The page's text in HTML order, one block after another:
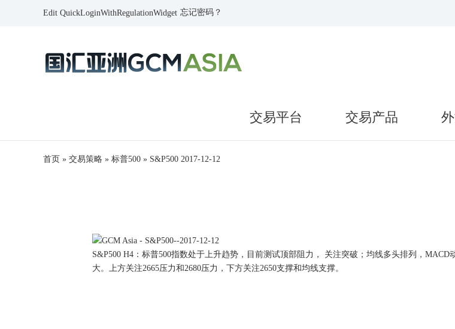
交易平台 交易产品
Edit QuickLoginWithRegulationWidget 忘记密码？
首页 » 交易策略 » 标普500 » S&P500 2017-12-12
S&P500 H4：标普500指数处于上升趋势，目前测试顶部阻力， 关注突破；均线多头排列，MACD
大。上方关注2665压力和2680压力，下方关注2650支撑和均线支撑。